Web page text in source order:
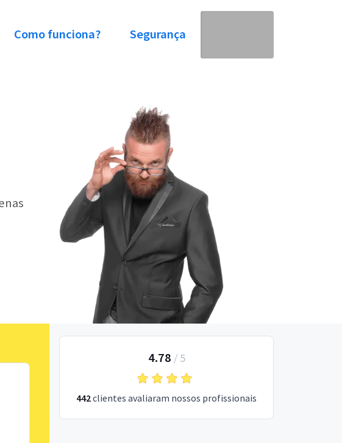
Como funciona? Segurança
4.78 / 5
442clientes avaliaram nossos profissionais